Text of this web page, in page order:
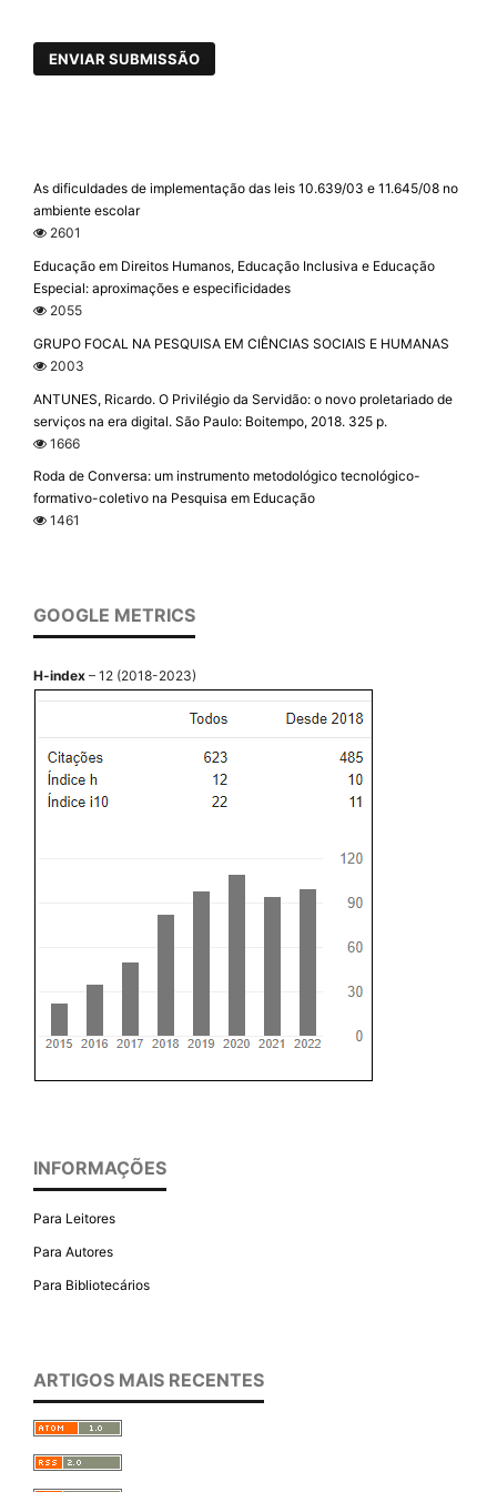
ENVIAR SUBMISSÃO
As dificuldades de implementação das leis 10.639/03 e 11.645/08 no
ambiente escolar
2601
Educação em Direitos Humanos, Educação Inclusiva e Educação
Especial: aproximações e especificidades
2055
GRUPO FOCAL NA PESQUISA EM CIÊNCIAS SOCIAIS E HUMANAS
2003
ANTUNES, Ricardo. O Privilégio da Servidão: o novo proletariado de
serviços na era digital. São Paulo: Boitempo, 2018. 325 p.
1666
Roda de Conversa: um instrumento metodológico tecnológico-
formativo-coletivo na Pesquisa em Educação
1461
GOOGLE METRICS
H-index – 12 (2018-2023)
INFORMAÇÕES
Para Leitores
Para Autores
Para Bibliotecários
ARTIGOS MAIS RECENTES